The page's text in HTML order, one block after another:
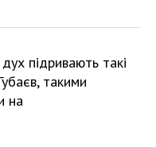
підривають такі
такими
на